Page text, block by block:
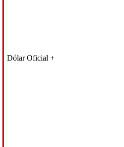
Dólar Oficial +